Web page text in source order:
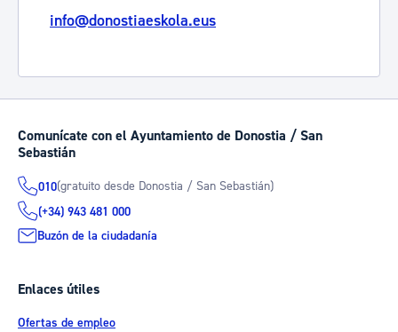
info@donostiaeskola.eus
Comunícate con el Ayuntamiento de Donostia / San
Sebastián
010(gratuito desde Donostia / San Sebastián)
(+34) 943 481 000
Buzón de la ciudadanía
Enlaces útiles
Ofertas de empleo